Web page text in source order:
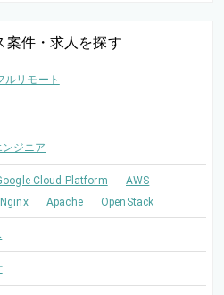
案件・求人を探す
ルリモート
ジニア
Cloud Platform
AWS
Nginx Apache OpenStack